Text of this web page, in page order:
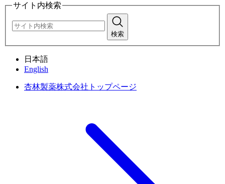
サイト内検索
検索
日本語
English
杏林製薬株式会社トップページ